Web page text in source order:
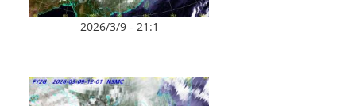
2026/3/9 - 21:1